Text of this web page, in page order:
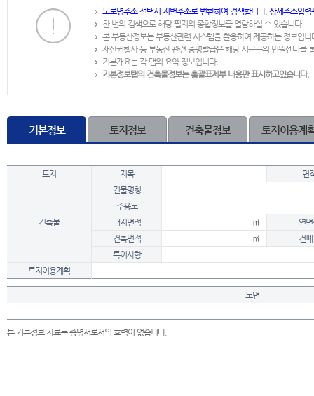
도로명주소 선택시 지번주소로 변환하여 검색합니다. 상세주소입
한 번의 검색으로 해당 필지의 종합정보를 열람하실 수 있습니다.
본 부동산정보는 부동산관련 시스템을 활용하여 제공하는 정보입니
재산권행사 등 부동산 관련 증명발급은 해당 시군구의 민원센터를
기본개요는 각 탭의 요약 정보입니다.
기본정보탭의 건축물정보는 총괄표제부 내용만 표시하고있습니다.
기본정보 토지정보 건축물정보 토지이용계
토지 지목 면
건축물
건물명칭
주용도
대지면적
㎡
연
건축면적
㎡
건
특이사항
토지이용계획
도면
본 기본정보 자료는 증명서로서의 효력이 없습니다.